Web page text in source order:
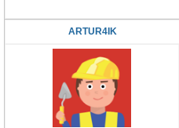
ARTUR4IK